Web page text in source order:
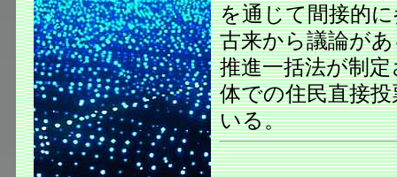
を通じて間接的
古来から議論が
推進一括法が制
体での住民直接
いる。